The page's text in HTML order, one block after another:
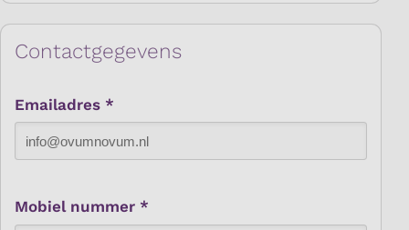
Contactgegevens
Emailadres *
Mobiel nummer *